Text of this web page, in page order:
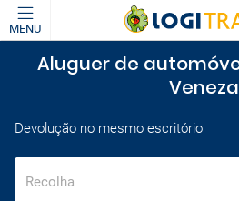
MENU
Aluguer de
Veneza
Devolução no mesmo escritório
Recolha